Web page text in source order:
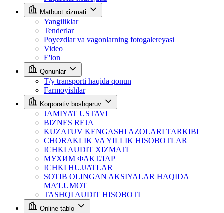
Matbuot xizmati
Yangiliklar
Tenderlar
Poyezdlar va vagonlarning fotogalereyasi
Video
E'lon
Qonunlar
T/y transporti haqida qonun
Farmoyishlar
Korporativ boshqaruv
JAMIYAT USTAVI
BIZNES REJA
KUZATUV KENGASHI AZOLARI TARKIBI
CHORAKLIK VA YILLIK HISOBOTLAR
ICHKI AUDIT XIZMATI
МУХИМ ФАКТЛАР
ICHKI HUJJATLAR
SOTIB OLINGAN AKSIYALAR HAQIDA
MA’LUMOT
TASHQI AUDIT HISOBOTI
Online tablo